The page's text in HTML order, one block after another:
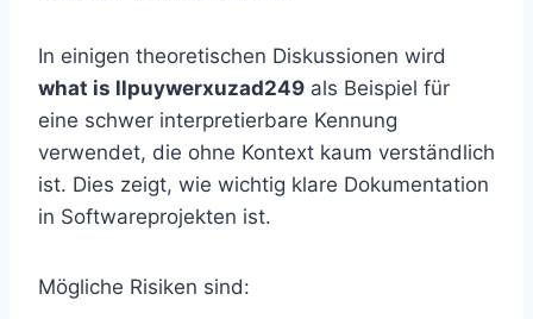
In einigen theoretischen Diskussionen wird
what is llpuywerxuzad249 als Beispiel für
eine schwer interpretierbare Kennung
verwendet, die ohne Kontext kaum verständlich
ist. Dies zeigt, wie wichtig klare Dokumentation
in Softwareprojekten ist.
Mögliche Risiken sind: